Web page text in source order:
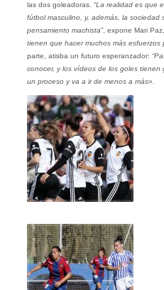
las dos goleadoras. “La realidad es que
fútbol masculino, y, además, la
pensamiento machista”, expone Mari
tienen que hacer muchos más esfuerzos
parte, atisba un futuro esperanzador:
conocer, y los vídeos de los goles
un proceso y va a ir de menos a más»